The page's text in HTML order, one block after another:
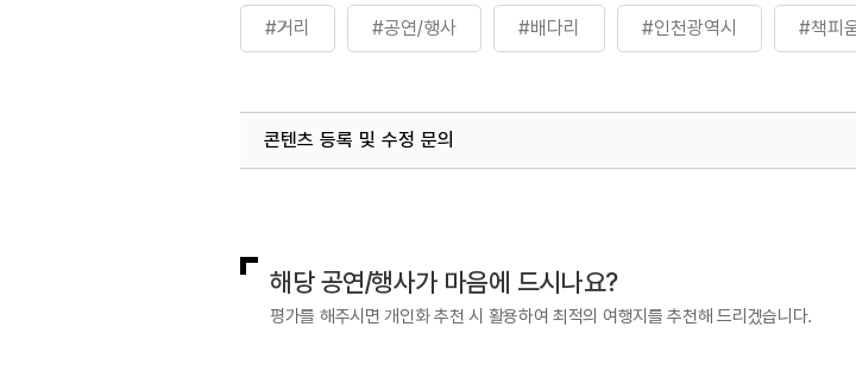
#거리 #공연/행사 #배다리 #인천광역시 #책피
콘텐츠 등록 및 수정 문의
해당 공연/행사가 마음에 드시나요?
평가를 해주시면 개인화 추천 시 활용하여 최적의 여행지를 추천해 드리겠습니다.